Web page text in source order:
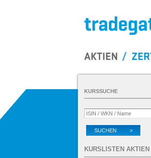
KURSSUCHE
SUCHEN >
KURSLISTEN AKTIEN